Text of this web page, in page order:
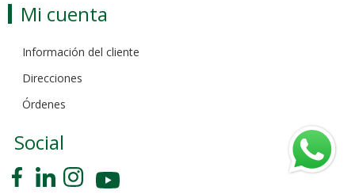
Mi cuenta
Información del cliente
Direcciones
Órdenes
Social